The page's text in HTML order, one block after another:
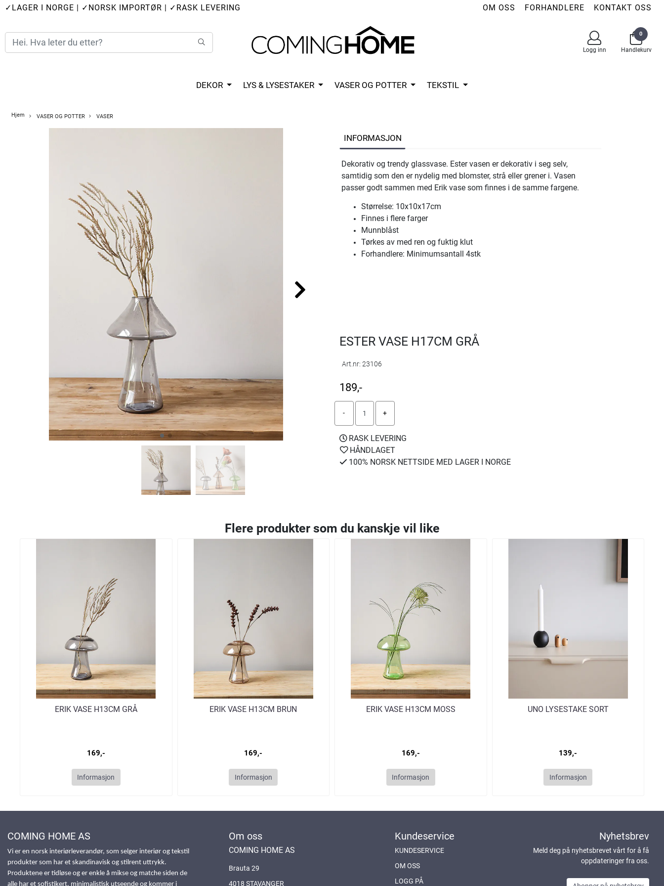
✓LAGER I NORGE | ✓NORSK IMPORTØR | ✓RASK LEVERING OM OSS FORHANDLERE KONTAKT OSS
Logg inn
0
Handlekurv
DEKOR LYS & LYSESTAKER VASER OG POTTER TEKSTIL
Hjem VASER OG POTTER VASER
INFORMASJON
Dekorativ og trendy glassvase. Ester vasen er dekorativ i seg selv,
samtidig som den er nydelig med blomster, strå eller grener i. Vasen
passer godt sammen med Erik vase som finnes i de samme fargene.
Størrelse: 10x10x17cm
Finnes i flere farger
Munnblåst
Tørkes av med ren og fuktig klut
Forhandlere: Minimumsantall 4stk
ESTER VASE H17CM GRÅ
Art.nr: 23106
189,-
RASK LEVERING
HÅNDLAGET
100% NORSK NETTSIDE MED LAGER I NORGE
Flere produkter som du kanskje vil like
ERIK VASE H13CM GRÅ
169,-
Informasjon
ERIK VASE H13CM BRUN
169,-
Informasjon
ERIK VASE H13CM MOSS
169,-
Informasjon
UNO LYSESTAKE SORT
139,-
Informasjon
COMING HOME AS
Vi er en norsk interiørleverandør, som selger interiør og tekstil
produkter som har et skandinavisk og stilrent uttrykk.
Produktene er tidløse og er enkle å mikse og matche siden de
alle har et sofistikert, minimalistisk utseende og kommer i
Om oss
COMING HOME AS
Brauta 29
4018 STAVANGER
Kundeservice
KUNDESERVICE
OM OSS
LOGG PÅ
Nyhetsbrev
Meld deg på nyhetsbrevet vårt for å få
oppdateringer fra oss.